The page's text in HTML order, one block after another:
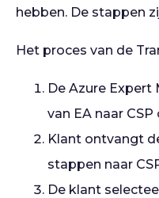
hebben. De stappen
Het proces van de
De Azure
van EA naar
Klant ontvangt
stappen naar
De klant